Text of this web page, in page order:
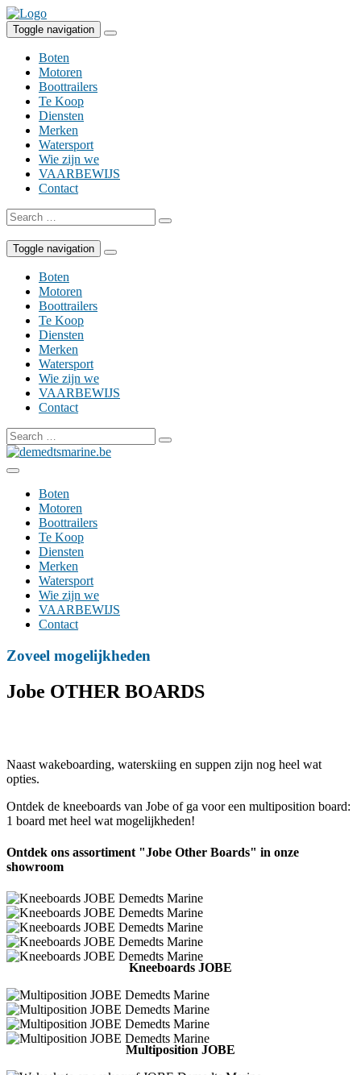
Skip
to
content
Toggle navigation
Boten
Motoren
Boottrailers
Te Koop
Diensten
Merken
Watersport
Wie zijn we
VAARBEWIJS
Contact
Search
for:
Toggle navigation
Boten
Motoren
Boottrailers
Te Koop
Diensten
Merken
Watersport
Wie zijn we
VAARBEWIJS
Contact
Search
for:
Boten
Motoren
Boottrailers
Te Koop
Diensten
Merken
Watersport
Wie zijn we
VAARBEWIJS
Contact
Zoveel mogelijkheden
Jobe OTHER BOARDS
Naast wakeboarding, waterskiing en suppen zijn nog heel wat
opties.
Ontdek de kneeboards van Jobe of ga voor een multiposition board:
1 board met heel wat mogelijkheden!
Ontdek ons assortiment "Jobe Other Boards" in onze
showroom
Kneeboards JOBE
Multiposition JOBE